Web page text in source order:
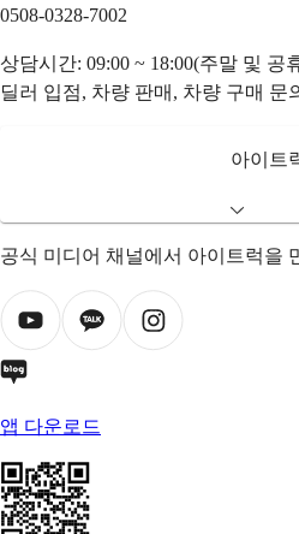
0508-0328-7002
상담시간: 09:00 ~ 18:00(주말 및 공
딜러 입점, 차량 판매, 차량 구매 문
아이트
공식 미디어 채널에서 아이트럭을
앱 다운로드